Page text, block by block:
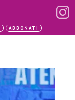
ABBONATI